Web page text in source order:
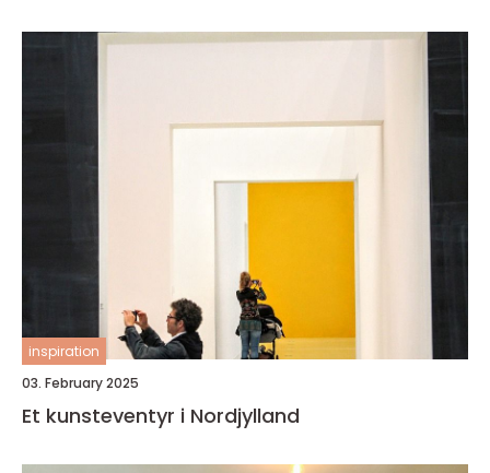
inspiration
03. February 2025
Et kunsteventyr i Nordjylland